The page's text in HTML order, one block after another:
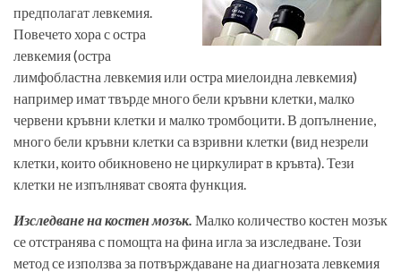
предполагат левкемия.
Повечето хора с остра
левкемия (остра
лимфобластна левкемия или остра миелоидна левкемия)
например имат твърде много бели кръвни клетки, малко
червени кръвни клетки и малко тромбоцити. В допълнение,
много бели кръвни клетки са взривни клетки (вид незрели
клетки, които обикновено не циркулират в кръвта). Тези
клетки не изпълняват своята функция.
Изследване на костен мозък. Малко количество костен мозък
се отстранява с помощта на фина игла за изследване. Този
метод се използва за потвърждаване на диагнозата левкемия